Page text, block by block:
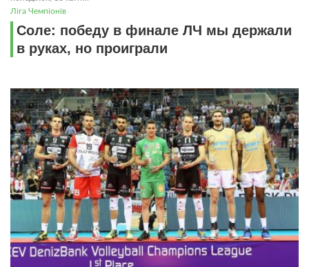
Ліга Чемпіонів
Соле: победу в финале ЛЧ мы держали
в руках, но проиграли